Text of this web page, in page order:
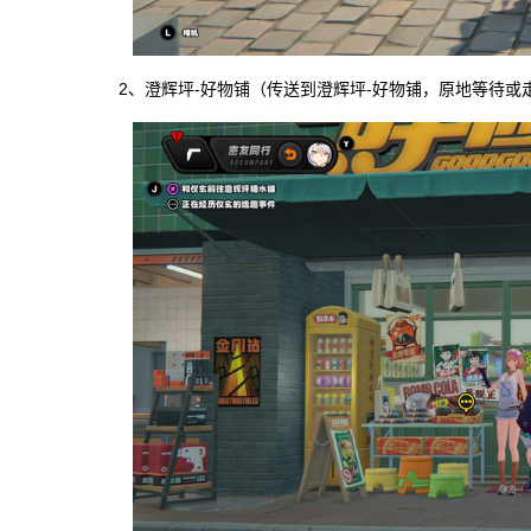
2、澄辉坪-好物铺（传送到澄辉坪-好物铺，原地等待或